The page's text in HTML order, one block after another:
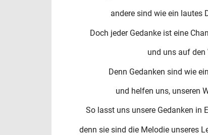
andere sind wie ein lautes
Doch jeder Gedanke ist eine
und uns auf den
Denn Gedanken sind wie
und helfen uns, unseren
So lasst uns unsere Gedanken in
denn sie sind die Melodie unseres